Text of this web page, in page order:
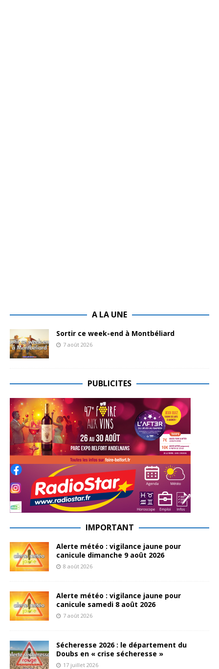
A LA UNE
Sortir ce week-end à Montbéliard
7 août 2026
PUBLICITES
IMPORTANT
Alerte météo : vigilance jaune pour
canicule dimanche 9 août 2026
8 août 2026
Alerte météo : vigilance jaune pour
canicule samedi 8 août 2026
7 août 2026
Sécheresse 2026 : le département du
Doubs en « crise sécheresse »
17 juillet 2026